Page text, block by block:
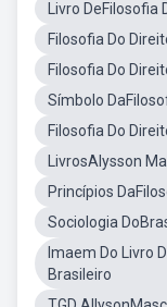
Livro DeFilosofia
Filosofia Do
Filosofia Do
Símbolo
Filosofia Do
LivrosAlysson
Princípios
Sociologia
Imaem Do Livro
Brasileiro